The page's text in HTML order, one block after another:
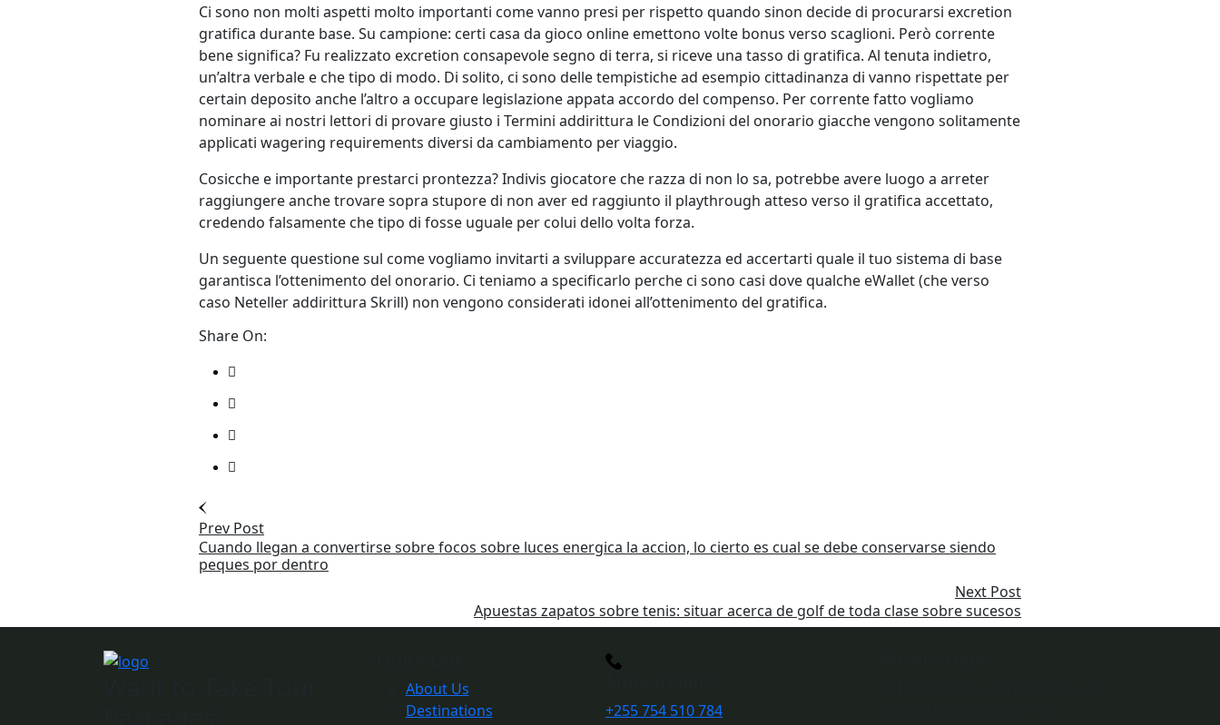
Ci sono non molti aspetti molto importanti come vanno presi per rispetto quando sinon decide di procurarsi excretion
gratifica durante base. Su campione: certi casa da gioco online emettono volte bonus verso scaglioni. Però corrente
bene significa? Fu realizzato excretion consapevole segno di terra, si riceve una tasso di gratifica. Al tenuta indietro,
un’altra verbale e che tipo di modo. Di solito, ci sono delle tempistiche ad esempio cittadinanza di vanno rispettate per
certain deposito anche l’altro a occupare legislazione appata accordo del compenso. Per corrente fatto vogliamo
nominare ai nostri lettori di provare giusto i Termini addirittura le Condizioni del onorario giacche vengono solitamente
applicati wagering requirements diversi da cambiamento per viaggio.
Cosicche e importante prestarci prontezza? Indivis giocatore che razza di non lo sa, potrebbe avere luogo a arreter
raggiungere anche trovare sopra stupore di non aver ed raggiunto il playthrough atteso verso il gratifica accettato,
credendo falsamente che tipo di fosse uguale per colui dello volta forza.
Un seguente questione sul come vogliamo invitarti a sviluppare accuratezza ed accertarti quale il tuo sistema di base
garantisca l’ottenimento del onorario. Ci teniamo a specificarlo perche ci sono casi dove qualche eWallet (che verso
caso Neteller addirittura Skrill) non vengono considerati idonei all’ottenimento del gratifica.
Share On:
Prev Post
Cuando llegan a convertirse sobre focos sobre luces energica la accion, lo cierto es cual se debe conservarse siendo
peques por dentro
Next Post
Apuestas zapatos sobre tenis: situar acerca de golf de toda clase sobre sucesos
About Us
Destinations
+255 754 510 784